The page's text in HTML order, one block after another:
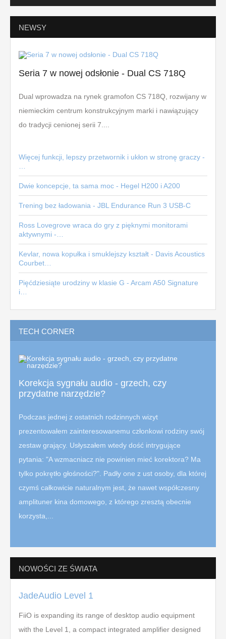
NEWSY
Seria 7 w nowej odsłonie - Dual CS 718Q
Dual wprowadza na rynek gramofon CS 718Q, rozwijany w
niemieckim centrum konstrukcyjnym marki i nawiązujący
do tradycji cenionej serii 7....
Więcej funkcji, lepszy przetwornik i ukłon w stronę graczy -
Dwie koncepcje, ta sama moc - Hegel H200 i A200
Trening bez ładowania - JBL Endurance Run 3 USB-C
Ross Lovegrove wraca do gry z pięknymi monitorami
aktywnymi -…
Kevlar, nowa kopułka i smuklejszy kształt - Davis Acoustics
Courbet…
Pięćdziesiąte urodziny w klasie G - Arcam A50 Signature
i…
TECH CORNER
Korekcja sygnału audio - grzech, czy
przydatne narzędzie?
Podczas jednej z ostatnich rodzinnych wizyt
prezentowałem zainteresowanemu członkowi rodziny swój
zestaw grający. Usłyszałem wtedy dość intrygujące
pytania: "A wzmacniacz nie powinien mieć korektora? Ma
tylko pokrętło głośności?". Padły one z ust osoby, dla której
czymś całkowicie naturalnym jest, że nawet współczesny
amplituner kina domowego, z którego zresztą obecnie
korzysta,...
NOWOŚCI ZE ŚWIATA
JadeAudio Level 1
FiiO is expanding its range of desktop audio equipment
with the Level 1, a compact integrated amplifier designed